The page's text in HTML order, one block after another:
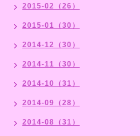
2015-02（26）
2015-01（30）
2014-12（30）
2014-11（30）
2014-10（31）
2014-09（28）
2014-08（31）